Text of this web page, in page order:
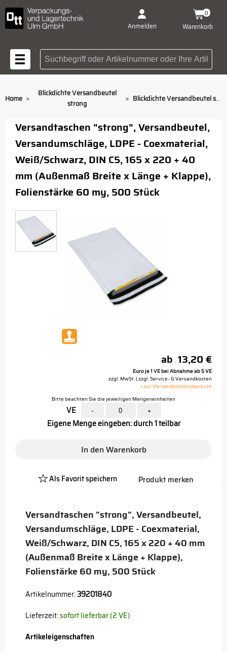
Anmelden Warenkorb
0
Suchbegriff oder
Home >
Blickdichte Versandbeutel
strong
> Blickdichte Versandbeutel strong 165 x 220 + 40 mm
Versandtaschen "strong", Versandbeutel,
Versandumschläge, LDPE - Coexmaterial,
Weiß/Schwarz, DIN C5, 165 x 220 + 40 mm
(Außenmaß Breite x Länge + Klappe),
Folienstärke 60 my, 500 Stück
Artikelnummer:39201840
Lieferzeit:sofort lieferbar (2 VE)
Artikeleigenschaften
Versandtaschen "strong", Versandbeutel,
Versandumschläge, LDPE - Coexmaterial,
Weiß/Schwarz, DIN C5, 165 x 220 + 40
mm (Außenmaß Breite x Länge + Klappe),
Folienstärke 60 my, 500 Stück
ab 13,20 €
Euro je 1 VE bei Abnahme ab 5 VE
zzgl. MwSt. | zzgl. Service- & Versandkosten
> zur Versandkostenübersicht
Bitte beachten Sie die jeweiligen Mengeneinheiten
VE - +
Eigene Menge eingeben: durch 1 teilbar
In den Warenkorb
Als Favorit speichern
Platzhalter
Produkt merken